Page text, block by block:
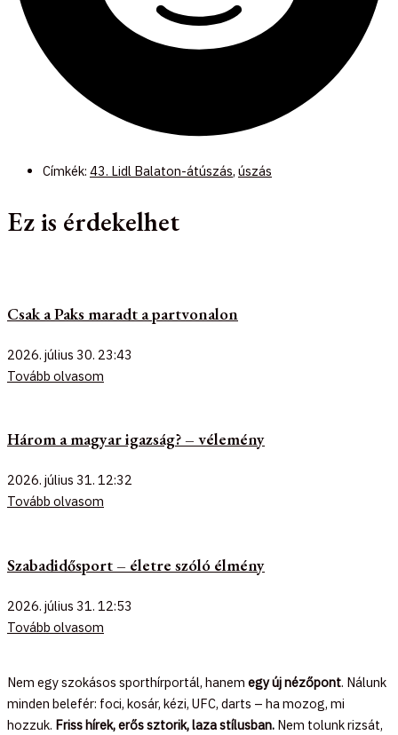
Címkék: 43. Lidl Balaton-átúszás, úszás
Ez is érdekelhet
Csak a Paks maradt a partvonalon
2026. július 30. 23:43
Tovább olvasom
Három a magyar igazság? – vélemény
2026. július 31. 12:32
Tovább olvasom
Szabadidősport – életre szóló élmény
2026. július 31. 12:53
Tovább olvasom
Nem egy szokásos sporthírportál, hanem egy új nézőpont. Nálunk
minden belefér: foci, kosár, kézi, UFC, darts – ha mozog, mi
hozzuk. Friss hírek, erős sztorik, laza stílusban. Nem tolunk rizsát,